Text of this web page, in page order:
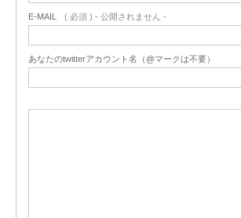
E-MAIL ( 必須 ) - 公開されません -
あなたのtwitterアカウント名（@マークは不要）